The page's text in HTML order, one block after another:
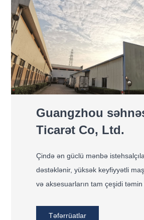
Guangzhou
Ticarət Co, Ltd.
Çində ən güclü mənbə
dəstəklənir, yüksək keyfiyyətli
və aksesuarların tam çeşidi təmin
alma təcrübəsini təmin edir.
Təfərrüatlar